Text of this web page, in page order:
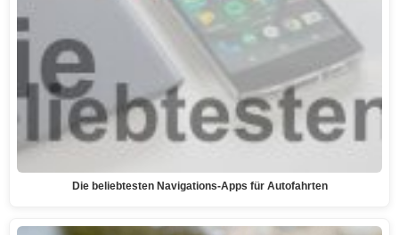
Die beliebtesten Navigations-Apps für Autofahrten